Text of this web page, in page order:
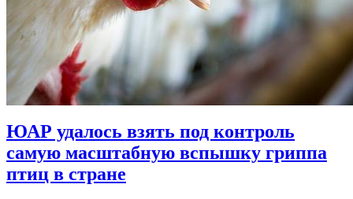
ЮАР удалось взять под контроль
самую масштабную вспышку гриппа
птиц в стране